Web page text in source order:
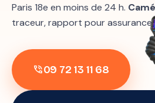
Paris 18e en moins de 24 h.
traceur, rapport pour
phone_in_talk09 72 13 11 68